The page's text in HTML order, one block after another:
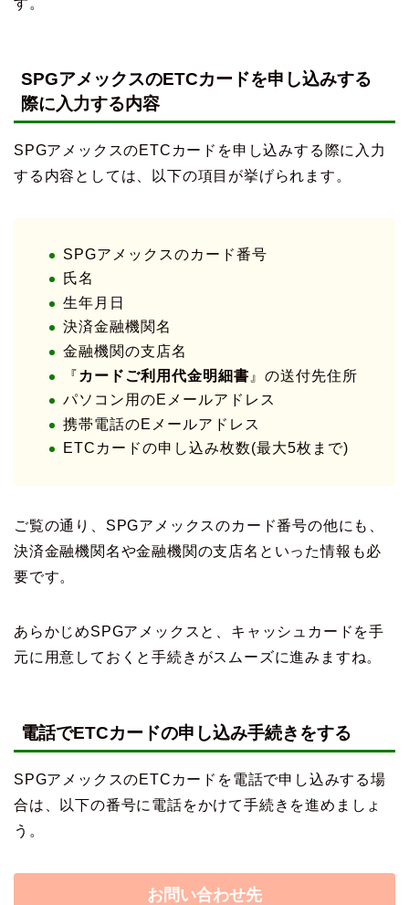
す。
SPGアメックスのETCカードを申し込みする
際に入力する内容
SPGアメックスのETCカードを申し込みする際に入力
する内容としては、以下の項目が挙げられます。
SPGアメックスのカード番号
氏名
生年月日
決済金融機関名
金融機関の支店名
『 カードご利用代金明細書 』の送付先住所
パソコン用のEメールアドレス
携帯電話のEメールアドレス
ETCカードの申し込み枚数(最大5枚まで)
ご覧の通り、SPGアメックスのカード番号の他にも、
決済金融機関名や金融機関の支店名といった情報も必
要です。
あらかじめSPGアメックスと、キャッシュカードを手
元に用意しておくと手続きがスムーズに進みますね。
電話でETCカードの申し込み手続きをする
SPGアメックスのETCカードを電話で申し込みする場
合は、以下の番号に電話をかけて手続きを進めましょ
う。
お問い合わせ先